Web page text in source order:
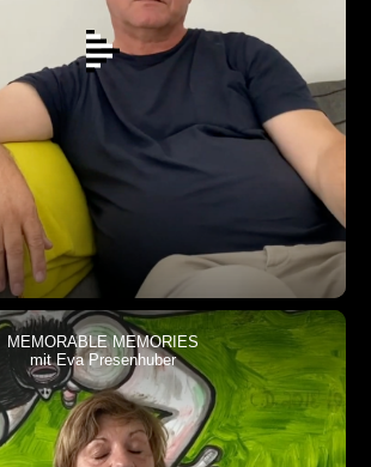
MEMORABLE MEMORIES
mit Eva Presenhuber